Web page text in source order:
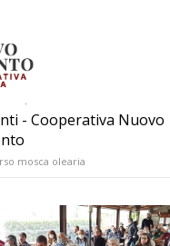
RIGENERATIVA
- Cooperativa Nuovo
mosca olearia